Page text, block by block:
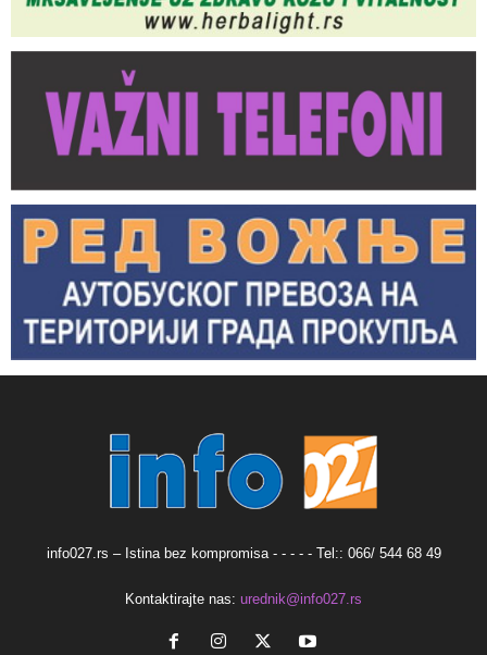
info027.rs – Istina bez kompromisa - - - - - Tel:: 066/ 544 68 49
Kontaktirajte nas: urednik@info027.rs